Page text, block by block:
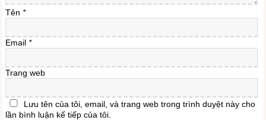
Tên *
Email *
Trang web
Lưu tên của tôi, email, và trang web trong trình duyệt này cho
lần bình luận kế tiếp của tôi.